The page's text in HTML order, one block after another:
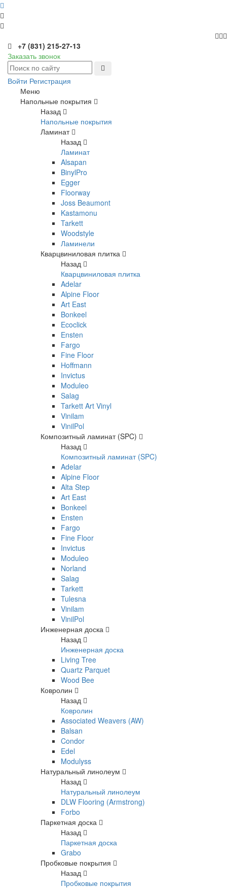
+7 (831) 215-27-13
Заказать звонок
Войти Регистрация
Меню
Напольные покрытия
Назад
Напольные покрытия
Ламинат
Назад
Ламинат
Alsapan
BinylPro
Egger
Floorway
Joss Beaumont
Kastamonu
Tarkett
Woodstyle
Ламинели
Кварцвиниловая плитка
Назад
Кварцвиниловая плитка
Adelar
Alpine Floor
Art East
Bonkeel
Ecoclick
Ensten
Fargo
Fine Floor
Hoffmann
Invictus
Moduleo
Salag
Tarkett Art Vinyl
Vinilam
VinilPol
Композитный ламинат (SPC)
Назад
Композитный ламинат (SPC)
Adelar
Alpine Floor
Alta Step
Art East
Bonkeel
Ensten
Fargo
Fine Floor
Invictus
Moduleo
Norland
Salag
Tarkett
Tulesna
Vinilam
VinilPol
Инженерная доска
Назад
Инженерная доска
Living Tree
Quartz Parquet
Wood Bee
Ковролин
Назад
Ковролин
Associated Weavers (AW)
Balsan
Condor
Edel
Modulyss
Натуральный линолеум
Назад
Натуральный линолеум
DLW Flooring (Armstrong)
Forbo
Паркетная доска
Назад
Паркетная доска
Grabo
Пробковые покрытия
Назад
Пробковые покрытия